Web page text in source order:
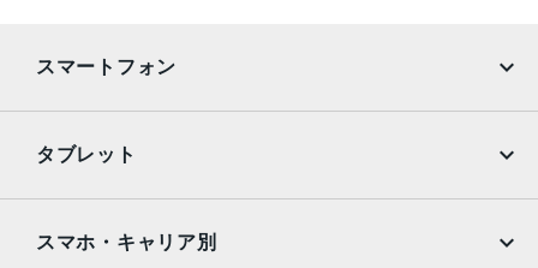
スマートフォン
AQUOS
タブレット
スマホ・キャリア別